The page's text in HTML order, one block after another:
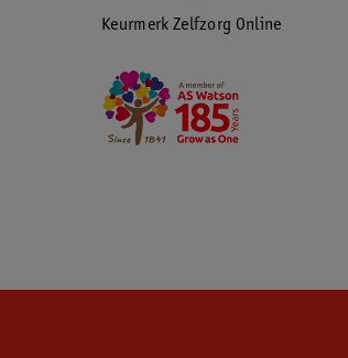
Keurmerk Zelfzorg Online